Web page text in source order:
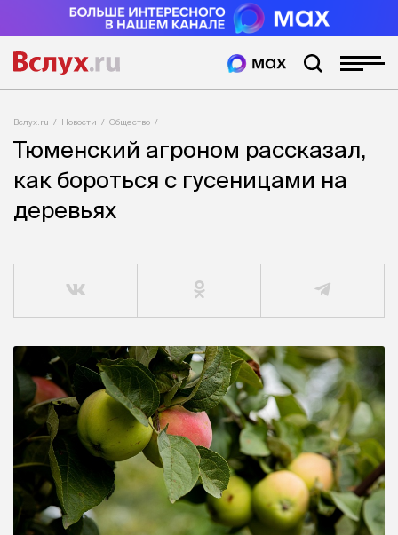
Вслух.ru Новости Общество
Тюменский агроном рассказал,
как бороться с гусеницами на
деревьях